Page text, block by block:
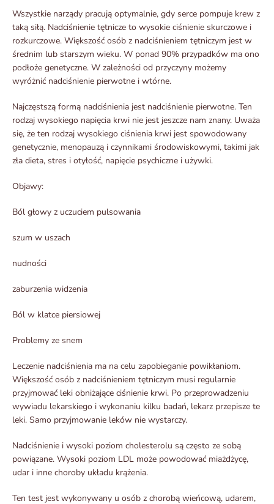
Wszystkie narządy pracują optymalnie, gdy serce pompuje krew z
taką siłą. Nadciśnienie tętnicze to wysokie ciśnienie skurczowe i
rozkurczowe. Większość osób z nadciśnieniem tętniczym jest w
średnim lub starszym wieku. W ponad 90% przypadków ma ono
podłoże genetyczne. W zależności od przyczyny możemy
wyróżnić nadciśnienie pierwotne i wtórne.
Najczęstszą formą nadciśnienia jest nadciśnienie pierwotne. Ten
rodzaj wysokiego napięcia krwi nie jest jeszcze nam znany. Uważa
się, że ten rodzaj wysokiego ciśnienia krwi jest spowodowany
genetycznie, menopauzą i czynnikami środowiskowymi, takimi jak
zła dieta, stres i otyłość, napięcie psychiczne i używki.
Objawy:
Ból głowy z uczuciem pulsowania
szum w uszach
nudności
zaburzenia widzenia
Ból w klatce piersiowej
Problemy ze snem
Leczenie nadciśnienia ma na celu zapobieganie powikłaniom.
Większość osób z nadciśnieniem tętniczym musi regularnie
przyjmować leki obniżające ciśnienie krwi. Po przeprowadzeniu
wywiadu lekarskiego i wykonaniu kilku badań, lekarz przepisze te
leki. Samo przyjmowanie leków nie wystarczy.
Nadciśnienie i wysoki poziom cholesterolu są często ze sobą
powiązane. Wysoki poziom LDL może powodować miażdżycę,
udar i inne choroby układu krążenia.
Ten test jest wykonywany u osób z chorobą wieńcową, udarem,